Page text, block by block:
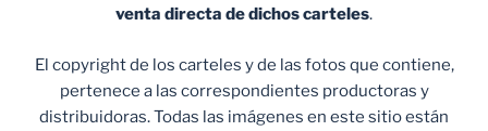
venta directa de dichos carteles.
El copyright de los carteles y de las fotos que contiene,
pertenece a las correspondientes productoras y
distribuidoras. Todas las imágenes en este sitio están